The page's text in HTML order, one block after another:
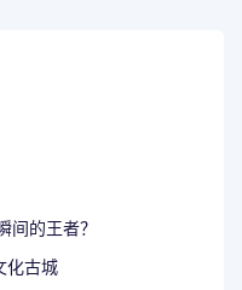
间的王者？
化古城